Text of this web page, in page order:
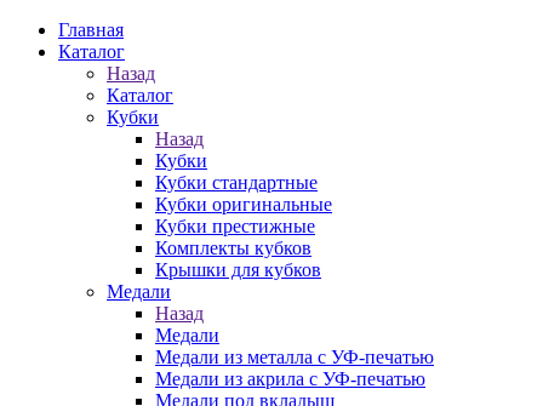
Главная
Каталог
Назад
Каталог
Кубки
Назад
Кубки
Кубки стандартные
Кубки оригинальные
Кубки престижные
Комплекты кубков
Крышки для кубков
Медали
Назад
Медали
Медали из металла с УФ-печатью
Медали из акрила с УФ-печатью
Медали под вкладыш